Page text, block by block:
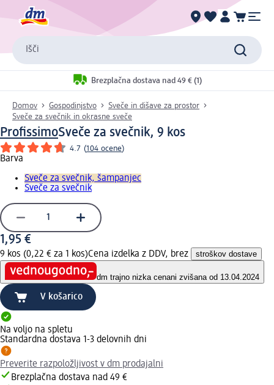
Išči
Brezplačna dostava nad 49 € (1)
Domov Gospodinjstvo
Sveče in dišave za prostor
Sveče za svečnik in okrasne sveče
ProfissimoSveče za svečnik, 9 kos
4.7 (104 ocene)
Barva
Sveče za svečnik, šampanjec
Sveče za svečnik
1,95 €
9 kos (0,22 € za 1 kos)Cena izdelka z DDV, brez stroškov dostave
dm trajno nizka cenani zvišana od 13.04.2024
V košarico
Na voljo na spletu
Standardna dostava 1-3 delovnih dni
Preverite razpoložljivost v dm prodajalni
Brezplačna dostava nad 49 €